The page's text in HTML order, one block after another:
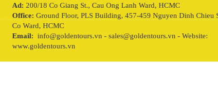
Ad: 200/18 Co Giang St., Cau Ong Lanh Ward, HCMC
Office: Ground Floor, PLS Building, 457-459 Nguyen Dinh Chieu
Co Ward, HCMC
Email: info@goldentours.vn - sales@goldentours.vn - Website:
www.goldentours.vn